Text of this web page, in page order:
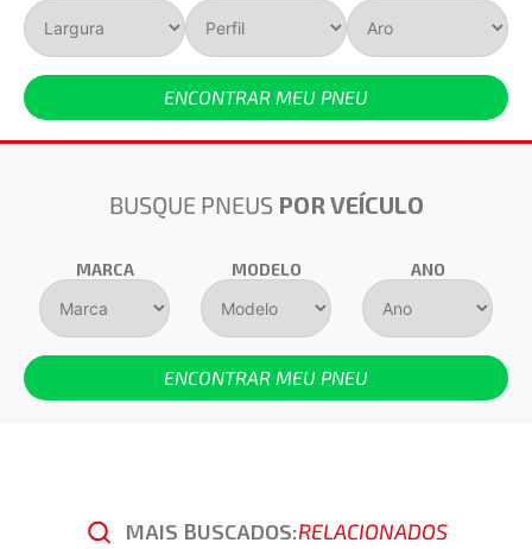
ENCONTRAR MEU PNEU
BUSQUE PNEUS POR VEÍCULO
MARCA MODELO ANO
ENCONTRAR MEU PNEU
MAIS BUSCADOS:RELACIONADOS